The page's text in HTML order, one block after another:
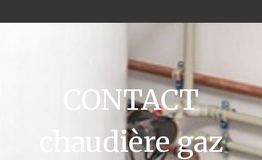
CONTACT
chaudière gaz